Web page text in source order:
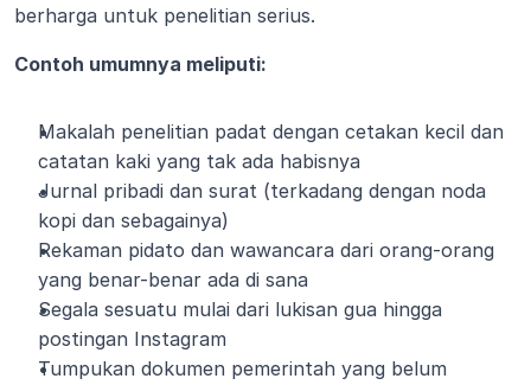
berharga untuk penelitian serius.
Contoh umumnya meliputi:
Makalah penelitian padat dengan cetakan kecil dan
catatan kaki yang tak ada habisnya
Jurnal pribadi dan surat (terkadang dengan noda
kopi dan sebagainya)
Rekaman pidato dan wawancara dari orang-orang
yang benar-benar ada di sana
Segala sesuatu mulai dari lukisan gua hingga
postingan Instagram
Tumpukan dokumen pemerintah yang belum